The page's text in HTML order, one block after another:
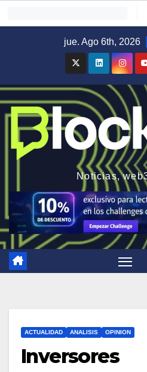
jue. Ago 6th, 2026
Noticias,
ACTUALIDAD ANALISIS OPINION
Inversores